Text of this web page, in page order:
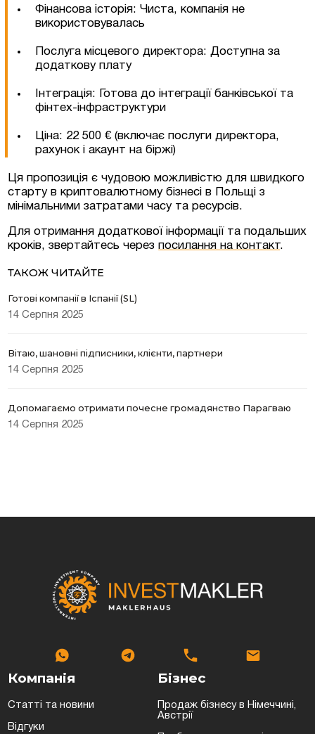
Фінансова історія: Чиста, компанія не
використовувалась
Послуга місцевого директора: Доступна за
додаткову плату
Інтеграція: Готова до інтеграції банківської та
фінтех-інфраструктури
Ціна: 22 500 € (включає послуги директора,
рахунок і акаунт на біржі)
Ця пропозиція є чудовою можливістю для швидкого
старту в криптовалютному бізнесі в Польщі з
мінімальними затратами часу та ресурсів.
Для отримання додаткової інформації та подальших
кроків, звертайтесь черезпосилання на контакт.
ТАКОЖ ЧИТАЙТЕ
Готові компанії в Іспанії (SL)
14 Серпня 2025
Вітаю, шановні підписники, клієнти, партнери
14 Серпня 2025
Допомагаємо отримати почесне громадянство Парагваю
14 Серпня 2025
Компанія
Статті та новини
Відгуки
Бізнес
Продаж бізнесу в Німеччині,
Австрії
Згоден на обробку персональних даних